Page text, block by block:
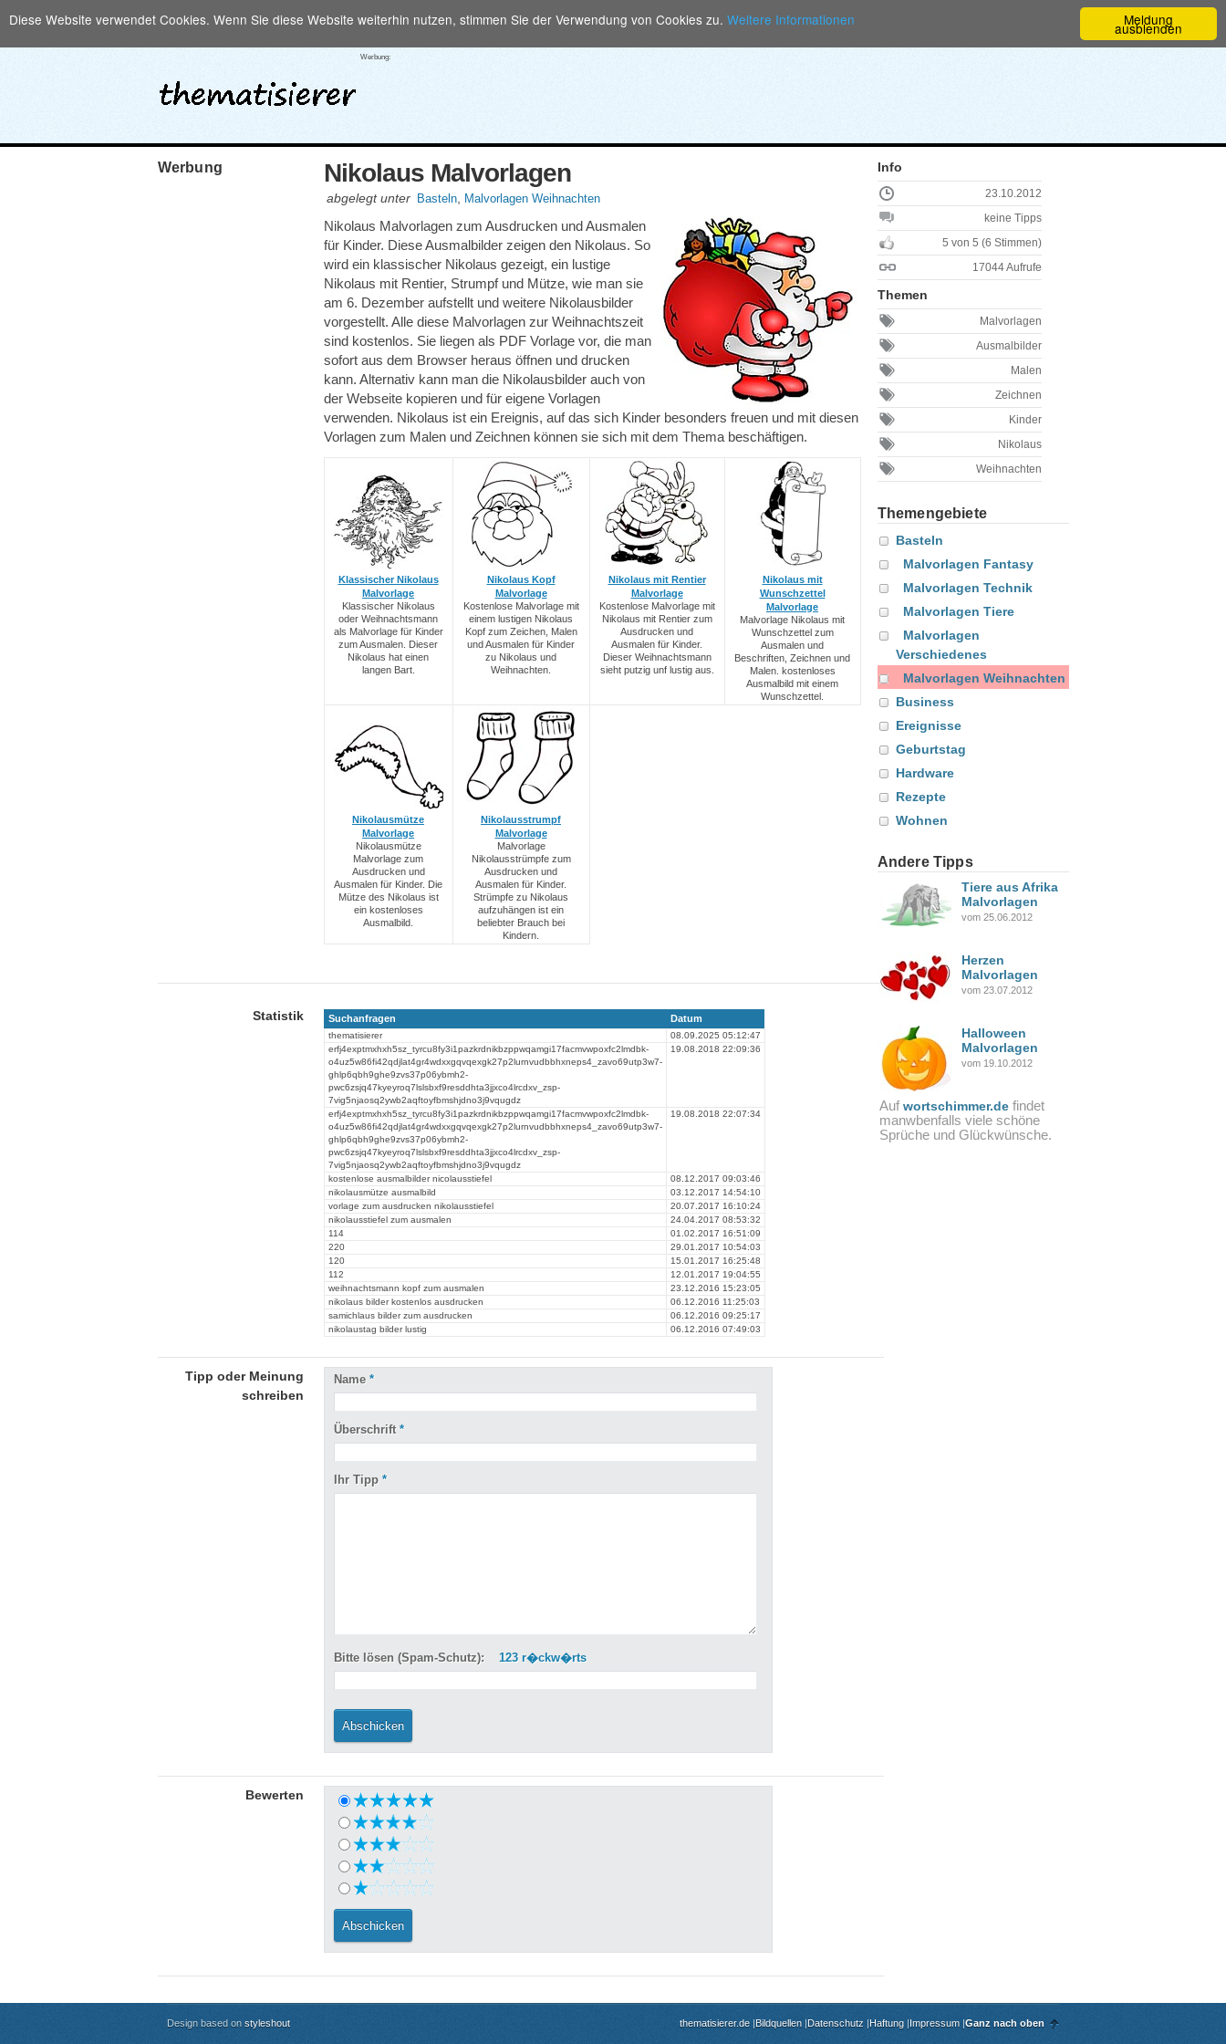
Meldung
ausblenden
Diese Website verwendet Cookies. Wenn Sie diese Website weiterhin nutzen, stimmen Sie der Verwendung von Cookies zu. Weitere Informationen
Werbung:
Nikolaus Malvorlagen
abgelegt unter Basteln, Malvorlagen Weihnachten
Nikolaus Malvorlagen zum Ausdrucken und Ausmalen
für Kinder. Diese Ausmalbilder zeigen den Nikolaus. So
wird ein klassischer Nikolaus gezeigt, ein lustige
Nikolaus mit Rentier, Strumpf und Mütze, wie man sie
am 6. Dezember aufstellt und weitere Nikolausbilder
vorgestellt. Alle diese Malvorlagen zur Weihnachtszeit
sind kostenlos. Sie liegen als PDF Vorlage vor, die man
sofort aus dem Browser heraus öffnen und drucken
kann. Alternativ kann man die Nikolausbilder auch von
der Webseite kopieren und für eigene Vorlagen
verwenden. Nikolaus ist ein Ereignis, auf das sich Kinder besonders freuen und mit diesen
Vorlagen zum Malen und Zeichnen können sie sich mit dem Thema beschäftigen.
Klassischer Nikolaus
Malvorlage
Klassischer Nikolaus
oder Weihnachtsmann
als Malvorlage für Kinder
zum Ausmalen. Dieser
Nikolaus hat einen
langen Bart.
Nikolaus Kopf
Malvorlage
Kostenlose Malvorlage mit
einem lustigen Nikolaus
Kopf zum Zeichen, Malen
und Ausmalen für Kinder
zu Nikolaus und
Weihnachten.
Nikolaus mit Rentier
Malvorlage
Kostenlose Malvorlage mit
Nikolaus mit Rentier zum
Ausdrucken und
Ausmalen für Kinder.
Dieser Weihnachtsmann
sieht putzig unf lustig aus.
Nikolaus mit
Wunschzettel
Malvorlage
Malvorlage Nikolaus mit
Wunschzettel zum
Ausmalen und
Beschriften, Zeichnen und
Malen. kostenloses
Ausmalbild mit einem
Wunschzettel.
Nikolausmütze
Malvorlage
Nikolausmütze
Malvorlage zum
Ausdrucken und
Ausmalen für Kinder. Die
Mütze des Nikolaus ist
ein kostenloses
Ausmalbild.
Nikolausstrumpf
Malvorlage
Malvorlage
Nikolausstrümpfe zum
Ausdrucken und
Ausmalen für Kinder.
Strümpfe zu Nikolaus
aufzuhängen ist ein
beliebter Brauch bei
Kindern.
Werbung
Statistik Suchanfragen Datum
thematisierer
08.09.2025 05:12:47
erfj4exptmxhxh5sz_tyrcu8fy3i1pazkrdnikbzppwqamgi17facmvwpoxfc2lmdbk-
o4uz5w86fi42qdjlat4gr4wdxxgqvqexgk27p2lurnvudbbhxneps4_zavo69utp3w7-
ghlp6qbh9ghe9zvs37p06ybmh2-
pwc6zsjq47kyeyroq7lslsbxf9resddhta3jjxco4lrcdxv_zsp-
7vig5njaosq2ywb2aqftoyfbmshjdno3j9vqugdz
19.08.2018 22:09:36
erfj4exptmxhxh5sz_tyrcu8fy3i1pazkrdnikbzppwqamgi17facmvwpoxfc2lmdbk-
o4uz5w86fi42qdjlat4gr4wdxxgqvqexgk27p2lurnvudbbhxneps4_zavo69utp3w7-
ghlp6qbh9ghe9zvs37p06ybmh2-
pwc6zsjq47kyeyroq7lslsbxf9resddhta3jjxco4lrcdxv_zsp-
7vig5njaosq2ywb2aqftoyfbmshjdno3j9vqugdz
19.08.2018 22:07:34
kostenlose ausmalbilder nicolausstiefel
08.12.2017 09:03:46
nikolausmütze ausmalbild
03.12.2017 14:54:10
vorlage zum ausdrucken nikolausstiefel
20.07.2017 16:10:24
nikolausstiefel zum ausmalen
24.04.2017 08:53:32
114
01.02.2017 16:51:09
220
29.01.2017 10:54:03
120
15.01.2017 16:25:48
112
12.01.2017 19:04:55
weihnachtsmann kopf zum ausmalen
23.12.2016 15:23:05
nikolaus bilder kostenlos ausdrucken
06.12.2016 11:25:03
samichlaus bilder zum ausdrucken
06.12.2016 09:25:17
nikolaustag bilder lustig
06.12.2016 07:49:03
Tipp oder Meinung
schreiben
Name *
Überschrift *
Ihr Tipp *
Bitte lösen (Spam-Schutz): 123 r�ckw�rts
Bewerten
Info
23.10.2012
keine Tipps
5 von 5 (6 Stimmen)
17044 Aufrufe
Themen
Malvorlagen
Ausmalbilder
Malen
Zeichnen
Kinder
Nikolaus
Weihnachten
Themengebiete
Basteln
Malvorlagen Fantasy
Malvorlagen Technik
Malvorlagen Tiere
Malvorlagen
Verschiedenes
Malvorlagen Weihnachten
Business
Ereignisse
Geburtstag
Hardware
Rezepte
Wohnen
Andere Tipps
Tiere aus Afrika
Malvorlagen
vom 25.06.2012
Herzen
Malvorlagen
vom 23.07.2012
Halloween
Malvorlagen
vom 19.10.2012
Auf wortschimmer.defindet
manwbenfalls viele schöne
Sprüche und Glückwünsche.
Design based on styleshout thematisierer.de |Bildquellen |Datenschutz |Haftung |Impressum |Ganz nach oben